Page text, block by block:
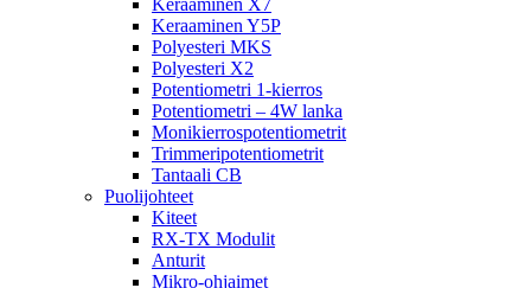
Keraaminen X7
Keraaminen Y5P
Polyesteri MKS
Polyesteri X2
Potentiometri 1-kierros
Potentiometri – 4W lanka
Monikierrospotentiometrit
Trimmeripotentiometrit
Tantaali CB
Puolijohteet
Kiteet
RX-TX Modulit
Anturit
Mikro-ohjaimet